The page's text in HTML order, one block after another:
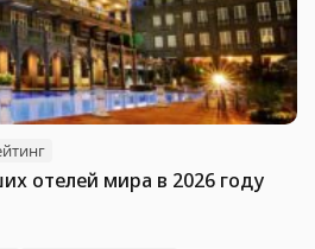
отелей мира в 2026 году